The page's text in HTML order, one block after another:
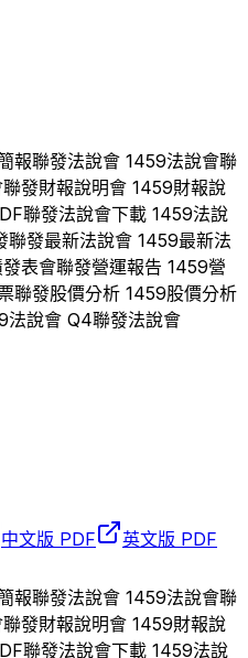
報聯發法說會 1459法說會聯
聯發財報說明會 1459財報說
聯發法說會下載 1459法說
聯發最新法說會 1459最新法
表會聯發營運報告 1459營
聯發股價分析 1459股價分析
法說會 Q4聯發法說會
中文版 PDF
英文版 PDF
報聯發法說會 1459法說會聯
聯發財報說明會 1459財報說
聯發法說會下載 1459法說